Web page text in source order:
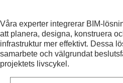
Våra experter integrerar BIM-
att planera, designa, konstruera
infrastruktur mer effektivt. Dessa
samarbete och välgrundat
projektets livscykel.